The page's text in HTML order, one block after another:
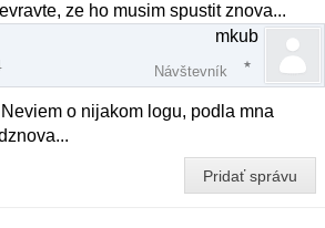
ze ho musim spustit znova...
mkub
Návštevník
o nijakom logu, podla mna
Pridať správu